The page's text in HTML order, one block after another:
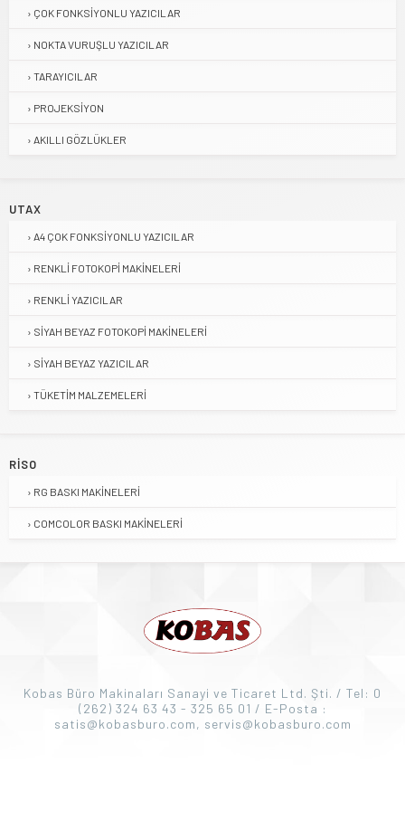
ÇOK FONKSIYONLU YAZICILAR
NOKTA VURUŞLU YAZICILAR
TARAYICILAR
PROJEKSIYON
AKILLI GÖZLÜKLER
UTAX
A4 ÇOK FONKSIYONLU YAZICILAR
RENKLI FOTOKOPI MAKINELERI
RENKLI YAZICILAR
SIYAH BEYAZ FOTOKOPI MAKINELERI
SIYAH BEYAZ YAZICILAR
TÜKETIM MALZEMELERI
RISO
RG BASKI MAKINELERI
COMCOLOR BASKI MAKINELERI
Kobas Büro Makinaları Sanayi ve Ticaret Ltd. Şti. / Tel: 0
(262) 324 63 43 - 325 65 01 / E-Posta :
satis@kobasburo.com, servis@kobasburo.com